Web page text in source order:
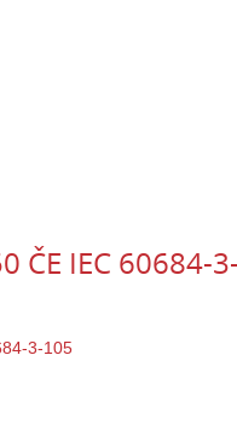
ČE IEC 60684-